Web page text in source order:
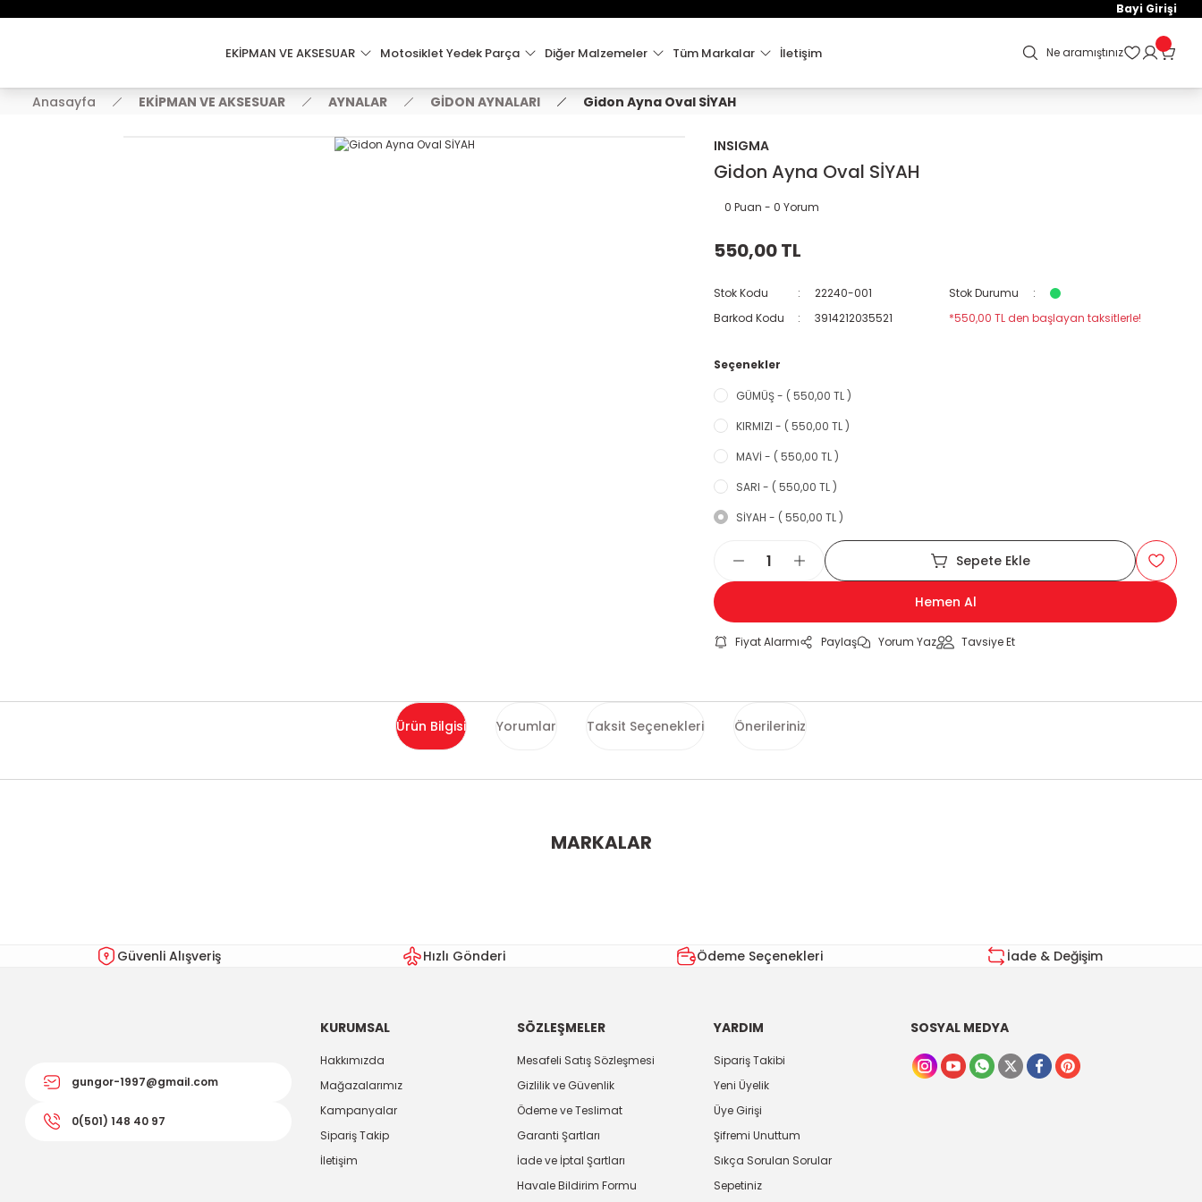
2000 TL VE ÜZERİ KARGO ÜCRETSİZ !
Bayi Girişi
EKİPMAN VE AKSESUAR Motosiklet Yedek Parça Diğer Malzemeler Tüm Markalar İletişim Ne aramıştınız
Anasayfa EKİPMAN VE AKSESUAR AYNALAR GİDON AYNALARI Gidon Ayna Oval SİYAH
INSIGMA
Gidon Ayna Oval SİYAH
0 Puan - 0 Yorum
550,00 TL
Stok Kodu 22240-001
Stok Durumu
Barkod Kodu
3914212035521 *550,00 TL den başlayan taksitlerle!
Seçenekler
GÜMÜŞ - ( 550,00 TL )
KIRMIZI - ( 550,00 TL )
MAVİ - ( 550,00 TL )
SARI - ( 550,00 TL )
SİYAH - ( 550,00 TL )
Sepete Ekle
Hemen Al
Fiyat Alarmı Paylaş Yorum Yaz Tavsiye Et
Ürün Bilgisi Yorumlar Taksit Seçenekleri Önerileriniz
Bu ürüne ilk yorumu siz yapın!
Ürün fiyatı diğer sitelerden daha pahalı.
MARKALAR
Güvenli Alışveriş Hızlı Gönderi Ödeme Seçenekleri İade & Değişim
gungor-1997@gmail.com
0(501) 148 40 97
KURUMSAL
Hakkımızda
Mağazalarımız
Kampanyalar
Sipariş Takip
İletişim
SÖZLEŞMELER
Mesafeli Satış Sözleşmesi
Gizlilik ve Güvenlik
Ödeme ve Teslimat
Garanti Şartları
İade ve İptal Şartları
Havale Bildirim Formu
YARDIM
Sipariş Takibi
Yeni Üyelik
Üye Girişi
Şifremi Unuttum
Sıkça Sorulan Sorular
Sepetiniz
SOSYAL MEDYA